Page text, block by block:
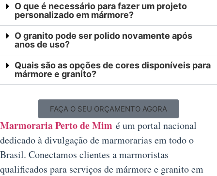
O que é necessário para fazer um projeto
personalizado em mármore?
O granito pode ser polido novamente após
anos de uso?
Quais são as opções de cores disponíveis para
mármore e granito?
FAÇA O SEU ORÇAMENTO AGORA
Marmoraria Perto de Mim é um portal nacional
dedicado à divulgação de marmorarias em todo o
Brasil. Conectamos clientes a marmoristas
qualificados para serviços de mármore e granito em